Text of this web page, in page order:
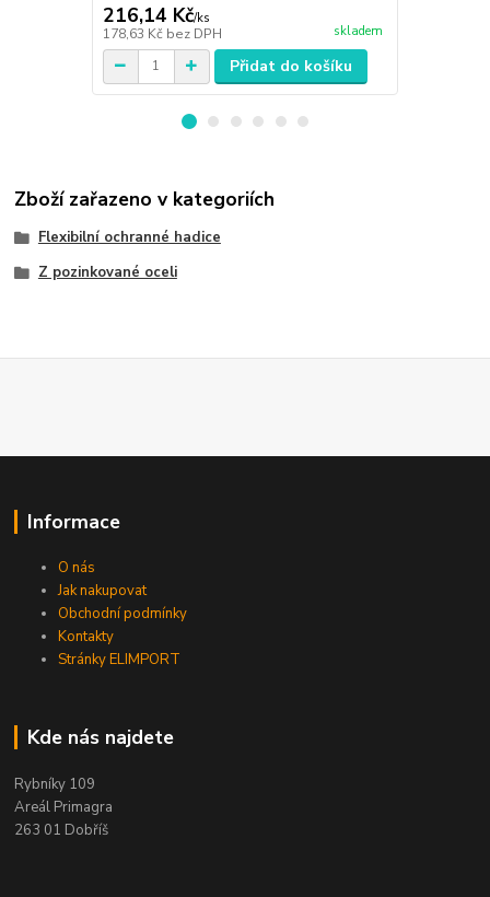
216,14 Kč/ks
178,63 Kč bez DPH skladem
Přidat do košíku
Zboží zařazeno v kategoriích
Flexibilní ochranné hadice
Z pozinkované oceli
Informace
O nás
Jak nakupovat
Obchodní podmínky
Kontakty
Stránky ELIMPORT
Kde nás najdete
Rybníky 109
Areál Primagra
263 01 Dobříš